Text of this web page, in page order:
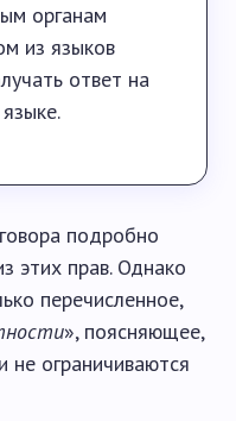
органам
из языков
ответ на
подробно
этих прав. Однако
перечисленное,
», поясняющее,
ограничиваются